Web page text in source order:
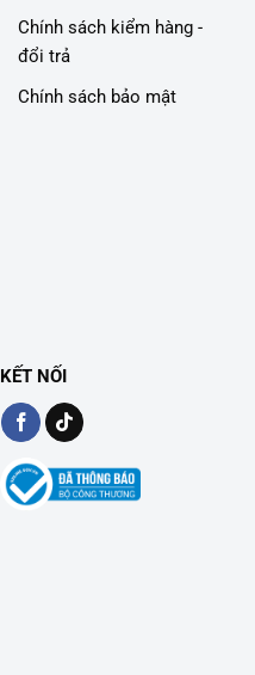
Chính sách kiểm hàng -
đổi trả
Chính sách bảo mật
KẾT NỐI